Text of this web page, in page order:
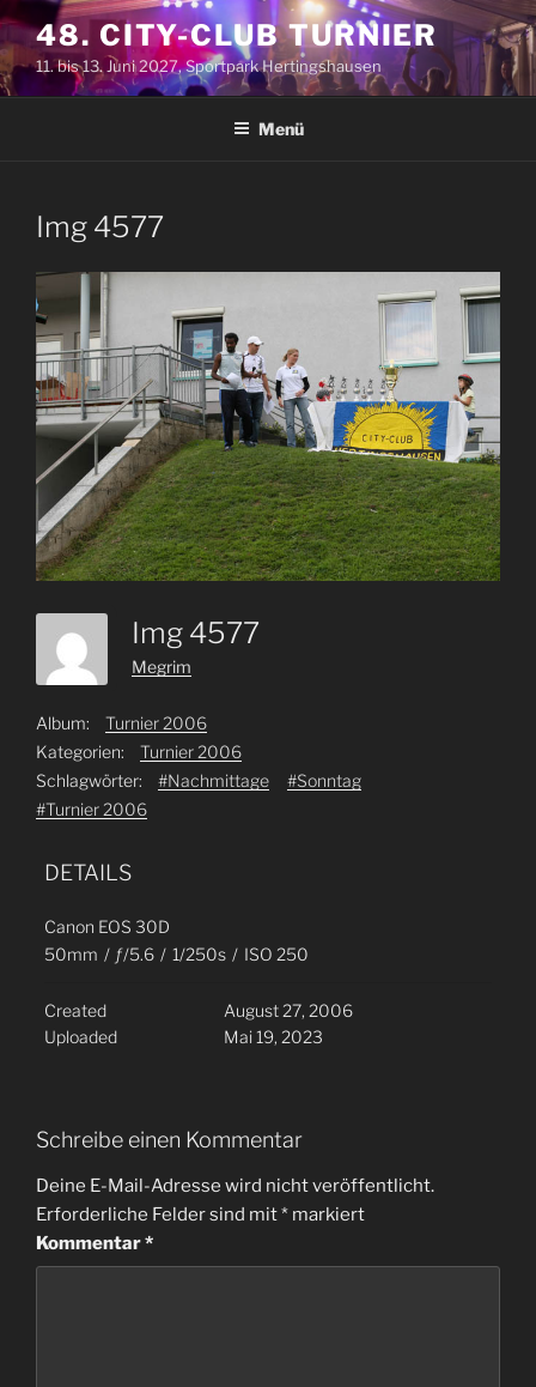
Zum
Inhalt
springen
48. CITY-CLUB TURNIER
11. bis 13. Juni 2027, Sportpark Hertingshausen
Menü
Img 4577
Img 4577
Megrim
Album:
Turnier 2006
Kategorien:
Turnier 2006
Schlagwörter:
#Nachmittage
#Sonntag
#Turnier 2006
DETAILS
Canon EOS 30D
50mm / ƒ/5.6 / 1/250s / ISO 250
Created
August 27, 2006
Uploaded
Mai 19, 2023
Schreibe einen Kommentar
Deine E-Mail-Adresse wird nicht veröffentlicht.
Erforderliche Felder sind mit* markiert
Kommentar*